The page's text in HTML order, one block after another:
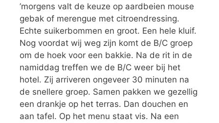
’morgens valt de keuze op aardbeien mouse
gebak of merengue met citroendressing.
Echte suikerbommen en groot. Een hele kluif.
Nog voordat wij weg zijn komt de B/C groep
om de hoek voor een bakkie. Na de rit in de
namiddag treffen we de B/C weer bij het
hotel. Zij arriveren ongeveer 30 minuten na
de snellere groep. Samen pakken we gezellig
een drankje op het terras. Dan douchen en
aan tafel. Op het menu staat vis. Na een